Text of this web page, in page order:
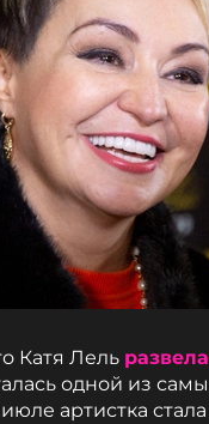
Катя Лель
одной из
артистка